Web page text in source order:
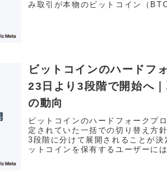
み取引が本物のビットコイン（
ビットコインのハードフ
23日より3段階で開始へ
の動向
ビットコインのハードフォークプ
定されていた一括での切り替え方
3段階に分けて展開されることが
ットコインを保有するユーザーに